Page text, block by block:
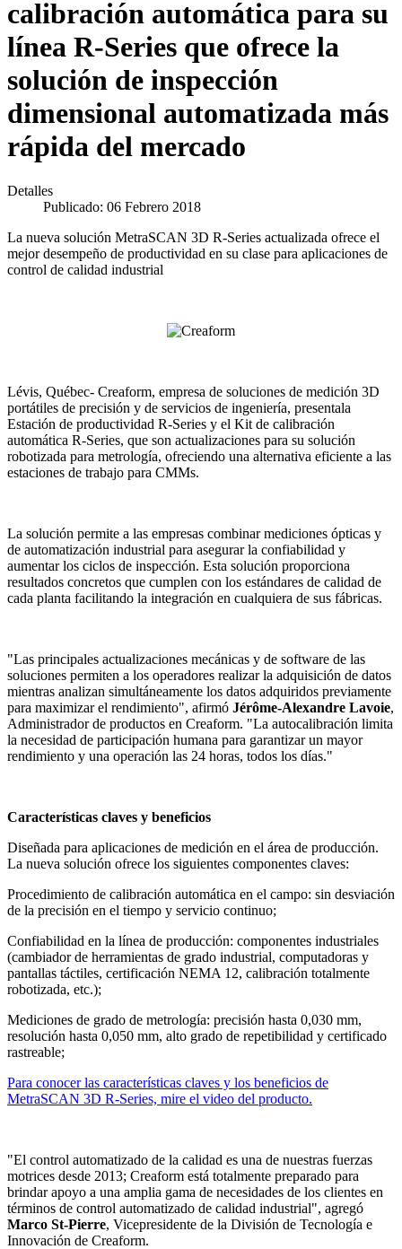
calibración automática para su
línea R-Series que ofrece la
solución de inspección
dimensional automatizada más
rápida del mercado
Detalles
Publicado: 06 Febrero 2018
La nueva solución MetraSCAN 3D R-Series actualizada ofrece el
mejor desempeño de productividad en su clase para aplicaciones de
control de calidad industrial
Lévis, Québec- Creaform, empresa de soluciones de medición 3D
portátiles de precisión y de servicios de ingeniería, presentala
Estación de productividad R-Series y el Kit de calibración
automática R-Series, que son actualizaciones para su solución
robotizada para metrología, ofreciendo una alternativa eficiente a las
estaciones de trabajo para CMMs.
La solución permite a las empresas combinar mediciones ópticas y
de automatización industrial para asegurar la confiabilidad y
aumentar los ciclos de inspección. Esta solución proporciona
resultados concretos que cumplen con los estándares de calidad de
cada planta facilitando la integración en cualquiera de sus fábricas.
"Las principales actualizaciones mecánicas y de software de las
soluciones permiten a los operadores realizar la adquisición de datos
mientras analizan simultáneamente los datos adquiridos previamente
para maximizar el rendimiento", afirmó Jérôme-Alexandre Lavoie,
Administrador de productos en Creaform. "La autocalibración limita
la necesidad de participación humana para garantizar un mayor
rendimiento y una operación las 24 horas, todos los días."
Características claves y beneficios
Diseñada para aplicaciones de medición en el área de producción.
La nueva solución ofrece los siguientes componentes claves:
Procedimiento de calibración automática en el campo: sin desviación
de la precisión en el tiempo y servicio continuo;
Confiabilidad en la línea de producción: componentes industriales
(cambiador de herramientas de grado industrial, computadoras y
pantallas táctiles, certificación NEMA 12, calibración totalmente
robotizada, etc.);
Mediciones de grado de metrología: precisión hasta 0,030 mm,
resolución hasta 0,050 mm, alto grado de repetibilidad y certificado
rastreable;
Para conocer las características claves y los beneficios de
MetraSCAN 3D R-Series, mire el video del producto.
"El control automatizado de la calidad es una de nuestras fuerzas
motrices desde 2013; Creaform está totalmente preparado para
brindar apoyo a una amplia gama de necesidades de los clientes en
términos de control automatizado de calidad industrial", agregó
Marco St-Pierre, Vicepresidente de la División de Tecnología e
Innovación de Creaform.